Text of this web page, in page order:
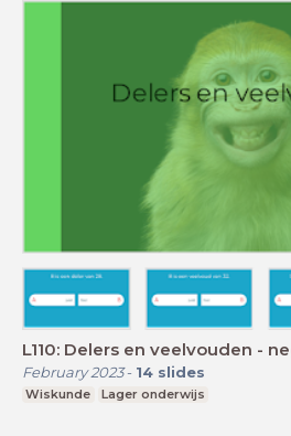
L110: Delers en veelvouden -
February 2023- 14 slides
Wiskunde Lager onderwijs